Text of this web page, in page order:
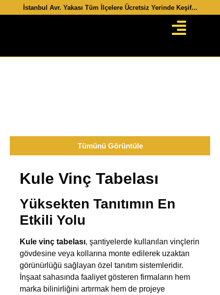
İstanbul Avr. Yakası​ Tüm İlçelere Ücretsiz Yerinde Keşif...
Tümünü Görüntüle
Kule Vinç Tabelası
Yüksekten Tanıtımın En
Etkili Yolu
Kule vinç tabelası, şantiyelerde kullanılan vinçlerin
gövdesine veya kollarına monte edilerek uzaktan
görünürlüğü sağlayan özel tanıtım sistemleridir.
İnşaat sahasında faaliyet gösteren firmaların hem
marka bilinirliğini artırmak hem de projeye